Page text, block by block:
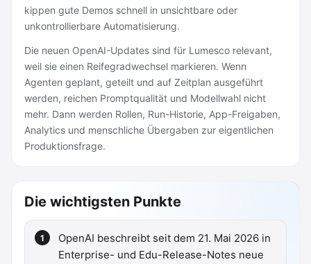
kippen gute Demos schnell in unsichtbare oder
unkontrollierbare Automatisierung.
Die neuen OpenAI-Updates sind für Lumesco relevant,
weil sie einen Reifegradwechsel markieren. Wenn
Agenten geplant, geteilt und auf Zeitplan ausgeführt
werden, reichen Promptqualität und Modellwahl nicht
mehr. Dann werden Rollen, Run-Historie, App-Freigaben,
Analytics und menschliche Übergaben zur eigentlichen
Produktionsfrage.
Die wichtigsten Punkte
OpenAI beschreibt seit dem 21. Mai 2026 in
Enterprise- und Edu-Release-Notes neue